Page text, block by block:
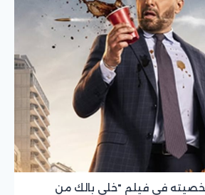
في فيلم "خلي بالك من